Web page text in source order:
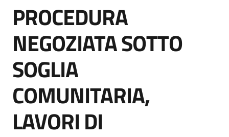
acquisto
Supporto
Piattaforme
telematiche
Salta al contenuto
PROCEDURA
NEGOZIATA SOTTO
SOGLIA
COMUNITARIA,
LAVORI DI